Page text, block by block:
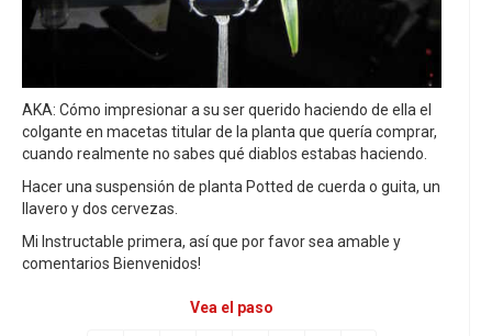
AKA: Cómo impresionar a su ser querido haciendo de ella el
colgante en macetas titular de la planta que quería comprar,
cuando realmente no sabes qué diablos estabas haciendo.
Hacer una suspensión de planta Potted de cuerda o guita, un
llavero y dos cervezas.
Mi Instructable primera, así que por favor sea amable y
comentarios Bienvenidos!
Vea el paso